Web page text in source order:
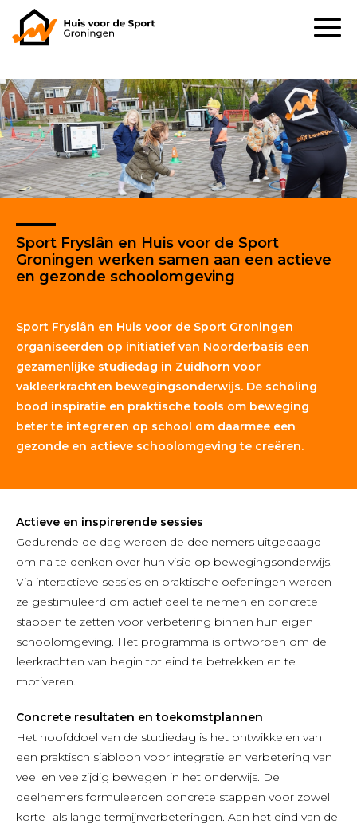
Sport Fryslân en Huis voor de Sport
Groningen werken samen aan een actieve
en gezonde schoolomgeving
Sport Fryslân en Huis voor de Sport Groningen
organiseerden op initiatief van Noorderbasis een
gezamenlijke studiedag in Zuidhorn voor
vakleerkrachten bewegingsonderwijs. De scholing
bood inspiratie en praktische tools om beweging
beter te integreren op school om daarmee een
gezonde en actieve schoolomgeving te creëren.
Actieve en inspirerende sessies
Gedurende de dag werden de deelnemers uitgedaagd
om na te denken over hun visie op bewegingsonderwijs.
Via interactieve sessies en praktische oefeningen werden
ze gestimuleerd om actief deel te nemen en concrete
stappen te zetten voor verbetering binnen hun eigen
schoolomgeving. Het programma is ontworpen om de
leerkrachten van begin tot eind te betrekken en te
motiveren.
Concrete resultaten en toekomstplannen
Het hoofddoel van de studiedag is het ontwikkelen van
een praktisch sjabloon voor integratie en verbetering van
veel en veelzijdig bewegen in het onderwijs. De
deelnemers formuleerden concrete stappen voor zowel
korte- als lange termijnverbeteringen. Aan het eind van de